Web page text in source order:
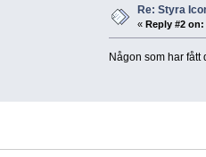
Re: Styra
«Reply #2 on:
Någon som har fått